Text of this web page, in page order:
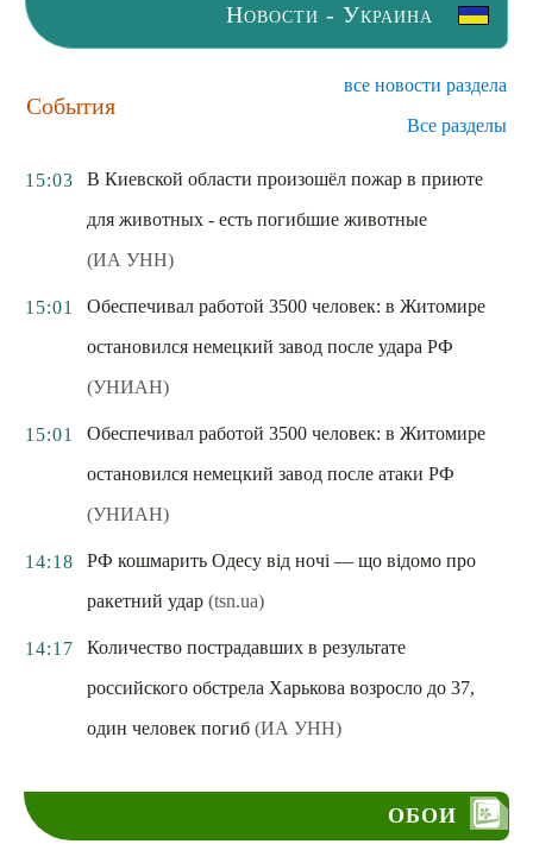
Новости - Украина
События
все новости раздела
Все разделы
15:03
В Киевской области произошёл пожар в приюте
для животных - есть погибшие животные
(ИА УНН)
15:01
Обеспечивал работой 3500 человек: в Житомире
остановился немецкий завод после удара РФ
(УНИАН)
15:01
Обеспечивал работой 3500 человек: в Житомире
остановился немецкий завод после атаки РФ
(УНИАН)
14:18
РФ кошмарить Одесу від ночі — що відомо про
ракетний удар (tsn.ua)
14:17
Количество пострадавших в результате
российского обстрела Харькова возросло до 37,
один человек погиб (ИА УНН)
ОБОИ